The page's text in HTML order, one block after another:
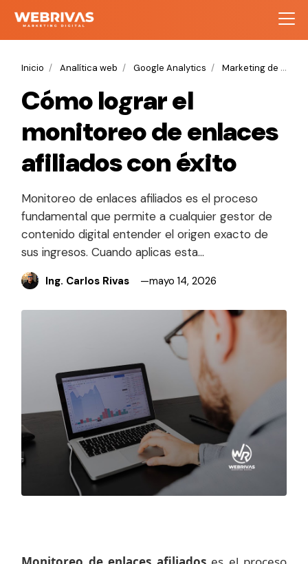
Inicio Analítica web Google Analytics Marketing de afiliados
Cómo lograr el
monitoreo de enlaces
afiliados con éxito
Monitoreo de enlaces afiliados es el proceso
fundamental que permite a cualquier gestor de
contenido digital entender el origen exacto de
sus ingresos. Cuando aplicas esta…
Ing. Carlos Rivas mayo 14, 2026